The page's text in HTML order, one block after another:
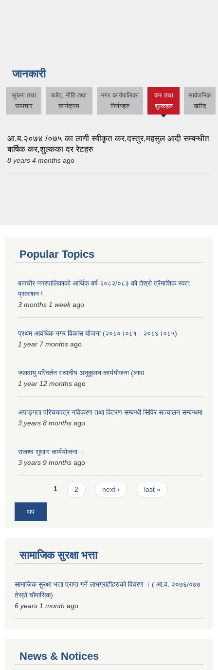
जानकारी
सूचना तथा
समाचार
बजेट, नीति तथा
कार्यक्रम
नगर कार्यपालिका
निर्णयहरु
कर तथा
शुल्कहरु
(active
tab)
सार्वजनिक
खरिद
आ.ब.२०७४ /०७५ का लागी स्वीकृत कर,दस्तुर,महसुल आदी सम्बन्धीत
बार्षिक कर,शुल्कका दर रेटहरु
8 years 4 months ago
Popular Topics
बागचौर नगरपालिकाको आर्थिक बर्ष २०८२/०८३ को तेश्रो त्रैमाशिक स्वत:
प्रकाशन !
3 months 1 weekago
प्रथम आवधिक नगर विकास योजना (२०८०।०८१ - २०८४।०८५)
1 year 7 months ago
जलवायु परिवर्तन स्थानीय अनुकूलन कार्ययोजना (लापा
1 year 12 months ago
अपाङ्गता परिचयपत्र नविकरण तथा वितरण सम्बन्धी सिविर सञ्चालन सम्बन्धमा
3 years 8 months ago
राजश्व सुधाार कार्ययोजना ।
3 years 9 months ago
Pages1 2 next › last »
थप
सामाजिक सुरक्षा भत्ता
सामाजिक सुरक्षा भत्ता प्राप्त गर्ने लाभग्राहीहरुको विवरण । ( आ.व. २०७६/०७७
तेस्रो चौमासिक)
6 years 1 month ago
News & Notices